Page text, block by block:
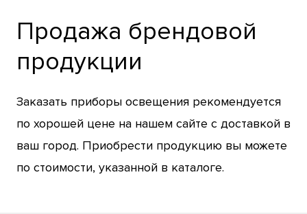
Продажа брендовой
продукции
Заказать приборы освещения рекомендуется
по хорошей цене на нашем сайте с доставкой в
ваш город. Приобрести продукцию вы можете
по стоимости, указанной в каталоге.